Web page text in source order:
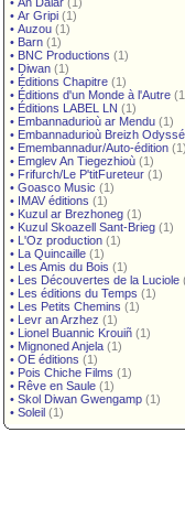
• Ar Gripi (1)
• Auzou (1)
• Barn (1)
• BNC Productions (1)
• Diwan (1)
• Éditions Chapitre (1)
• Éditions d'un Monde à l'Autre
• Éditions LABEL LN (1)
• Embannadurioù ar Mendu (1)
• Embannadurioù Breizh
• Emembannadur/Auto-édition (1)
• Emglev An Tiegezhioù (1)
• Frifurch/Le P'titFureteur (1)
• Goasco Music (1)
• IMAV éditions (1)
• Kuzul ar Brezhoneg (1)
• Kuzul Skoazell Sant-Brieg (1)
• L'Oz production (1)
• La Quincaille (1)
• Les Amis du Bois (1)
• Les Découvertes de la Luciole
• Les éditions du Temps (1)
• Les Petits Chemins (1)
• Levr an Arzhez (1)
• Lionel Buannic Krouiñ (1)
• Mignoned Anjela (1)
• OE éditions (1)
• Pois Chiche Films (1)
• Rêve en Saule (1)
• Skol Diwan Gwengamp (1)
• Soleil (1)